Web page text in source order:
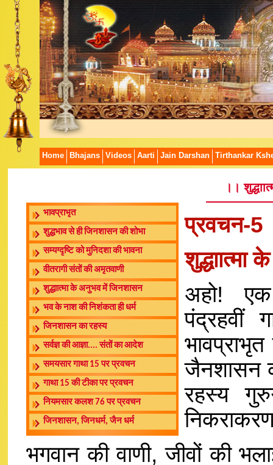
Home Bhajans Videos Aarti Jain Darshan Tirthankar
।।
भावप्राभृत
शुद्धभाव से ही जिनशासन की शोभा
सम्यग्दृष्टि को मुनिदशा की भावना
वीतरागी संतों की अमृतवाणी
शुद्धाात्मा के अनुभव में जिनशासन
भव के नाश की निशंकता ही धर्म
जिनशासन का रहस्य
सर्वज्ञ की आज्ञा.... संतों का आदेश
समयसार गाथा 15 पर प्रवचन
गाथा 15 की टीका पर प्रवचन
नियमसार कलश 76 पर प्रवचन
जिनशासन, जिनधर्म, जैन धर्म
प्रवचन-5
अहो!
पंद्रहवीं
जैनशासन
रहस्य
भगवान की वाणी, जीवों की